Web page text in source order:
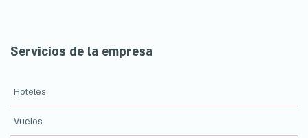
Servicios de la empresa
Hoteles
Vuelos